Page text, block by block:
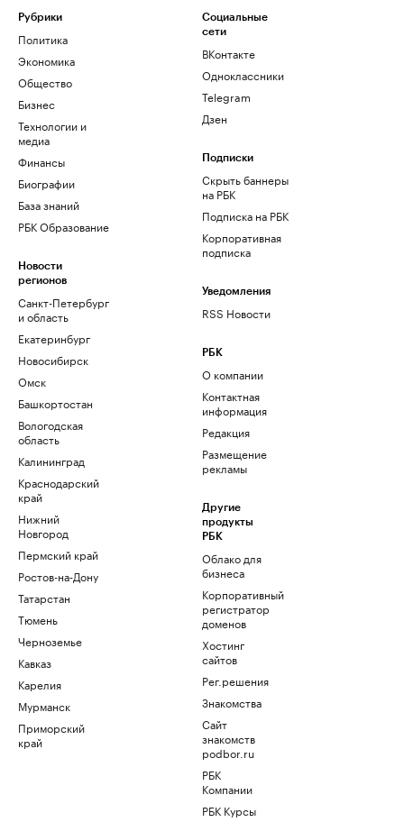
Рубрики
Политика
Экономика
Общество
Бизнес
Технологии и
медиа
Финансы
Биографии
База знаний
РБК Образование
Новости
регионов
Санкт-Петербург
и область
Екатеринбург
Новосибирск
Омск
Башкортостан
Вологодская
область
Калининград
Краснодарский
край
Нижний
Новгород
Пермский край
Ростов-на-Дону
Татарстан
Тюмень
Черноземье
Кавказ
Карелия
Мурманск
Приморский
край
Социальные
сети
ВКонтакте
Одноклассники
Telegram
Дзен
Подписки
Скрыть баннеры
на РБК
Подписка на РБК
Корпоративная
подписка
Уведомления
RSS Новости
РБК
О компании
Контактная
информация
Редакция
Размещение
рекламы
Другие
продукты
РБК
Облако для
бизнеса
Корпоративный
регистратор
доменов
Хостинг
сайтов
Рег.решения
Знакомства
Сайт
знакомств
podbor.ru
РБК
Компании
РБК Курсы